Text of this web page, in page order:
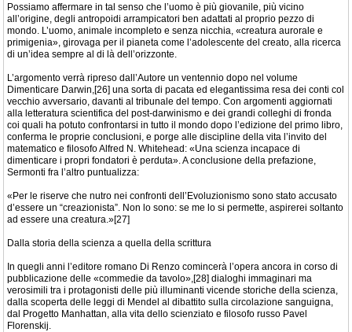
Possiamo affermare in tal senso che l’uomo è più giovanile, più vicino
all’origine, degli antropoidi arrampicatori ben adattati al proprio pezzo di
mondo. L’uomo, animale incompleto e senza nicchia, «creatura aurorale e
primigenia», girovaga per il pianeta come l’adolescente del creato, alla ricerca
di un’idea sempre al di là dell’orizzonte.
L’argomento verrà ripreso dall’Autore un ventennio dopo nel volume
Dimenticare Darwin,[26] una sorta di pacata ed elegantissima resa dei conti col
vecchio avversario, davanti al tribunale del tempo. Con argomenti aggiornati
alla letteratura scientifica del post-darwinismo e dei grandi colleghi di fronda
coi quali ha potuto confrontarsi in tutto il mondo dopo l’edizione del primo libro,
conferma le proprie conclusioni, e porge alle discipline della vita l’invito del
matematico e filosofo Alfred N. Whitehead: «Una scienza incapace di
dimenticare i propri fondatori è perduta». A conclusione della prefazione,
Sermonti fra l’altro puntualizza:
«Per le riserve che nutro nei confronti dell’Evoluzionismo sono stato accusato
d’essere un “creazionista”. Non lo sono: se me lo si permette, aspirerei soltanto
ad essere una creatura.»[27]
Dalla storia della scienza a quella della scrittura
In quegli anni l’editore romano Di Renzo comincerà l’opera ancora in corso di
pubblicazione delle «commedie da tavolo»,[28] dialoghi immaginari ma
verosimili tra i protagonisti delle più illuminanti vicende storiche della scienza,
dalla scoperta delle leggi di Mendel al dibattito sulla circolazione sanguigna,
dal Progetto Manhattan, alla vita dello scienziato e filosofo russo Pavel
Florenskij.